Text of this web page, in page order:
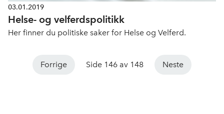
03.01.2019
Helse- og velferdspolitikk
Her finner du politiske saker for Helse og Velferd.
Forrige Side 146 av 148 Neste